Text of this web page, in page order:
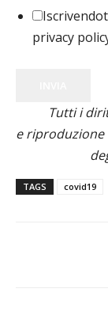
privacy
Tutti i
e
TAGS covid19